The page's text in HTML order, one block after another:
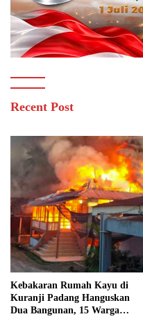
Recent Post
Kebakaran Rumah Kayu di
Kuranji Padang Hanguskan
Dua Bangunan, 15 Warga